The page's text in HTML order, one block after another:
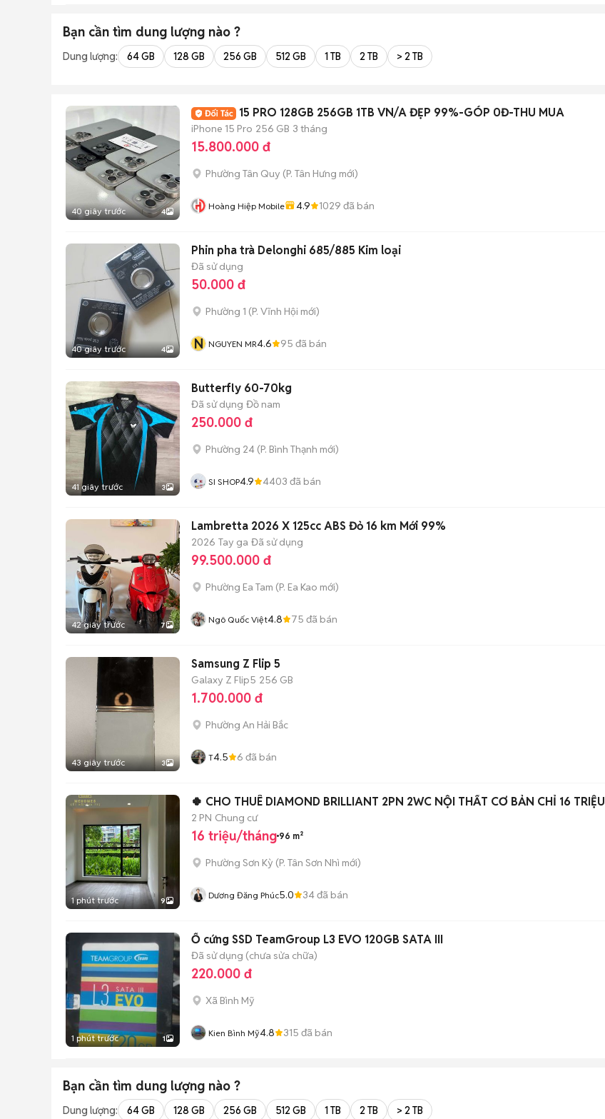
Bạn cần tìm dung lượng nào ?
Dung lượng: 64 GB 128 GB 256 GB 512 GB 1 TB 2 TB > 2 TB
40 giây trước 4
15 PRO 128GB 256GB 1TB VN/A ĐẸP 99%-GÓP 0Đ-THU MUA
iPhone 15 Pro 256 GB 3 tháng
15.800.000 đ
Phường Tân Quy (P. Tân Hưng mới)
Hoàng Hiệp Mobile 4.9 1029 đã bán
40 giây trước 4
Phin pha trà Delonghi 685/885 Kim loại
Đã sử dụng
50.000 đ
Phường 1 (P. Vĩnh Hội mới)
N NGUYEN MR4.6 95 đã bán
41 giây trước 3
Butterfly 60-70kg
Đã sử dụng Đồ nam
250.000 đ
Phường 24 (P. Bình Thạnh mới)
SI SHOP4.9 4403 đã bán
42 giây trước 7
Lambretta 2026 X 125cc ABS Đỏ 16 km Mới 99%
2026 Tay ga Đã sử dụng
99.500.000 đ
Phường Ea Tam (P. Ea Kao mới)
Ngô Quốc Việt4.8 75 đã bán
43 giây trước 3
Samsung Z Flip 5
Galaxy Z Flip5 256 GB
1.700.000 đ
Phường An Hải Bắc
T4.5 6 đã bán
1 phút trước 9
🍀 CHO THUÊ DIAMOND BRILLIANT 2PN 2WC NỘI THẤT CƠ BẢN CHỈ 16 TRIỆU
2 PN Chung cư
16 triệu/tháng 96 m²
Phường Sơn Kỳ (P. Tân Sơn Nhì mới)
Dương Đăng Phúc5.0 34đã bán
1 phút trước 1
Ổ cứng SSD TeamGroup L3 EVO 120GB SATA III
Đã sử dụng (chưa sửa chữa)
220.000 đ
Xã Bình Mỹ
Kien Bình Mỹ4.8 315 đã bán
Bạn cần tìm dung lượng nào ?
Dung lượng: 64 GB 128 GB 256 GB 512 GB 1 TB 2 TB > 2 TB